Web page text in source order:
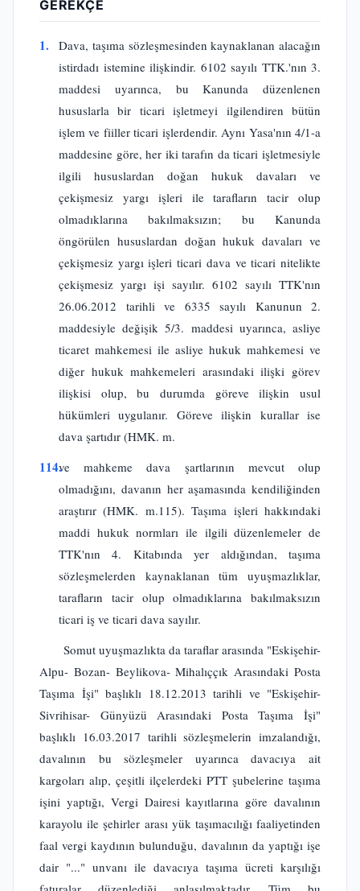
GEREKÇE
1.
Dava, taşıma sözleşmesinden kaynaklanan alacağın
istirdadı istemine ilişkindir. 6102 sayılı TTK.'nın 3.
maddesi uyarınca, bu Kanunda düzenlenen
hususlarla bir ticari işletmeyi ilgilendiren bütün
işlem ve fiiller ticari işlerdendir. Aynı Yasa'nın 4/1-a
maddesine göre, her iki tarafın da ticari işletmesiyle
ilgili hususlardan doğan hukuk davaları ve
çekişmesiz yargı işleri ile tarafların tacir olup
olmadıklarına bakılmaksızın; bu Kanunda
öngörülen hususlardan doğan hukuk davaları ve
çekişmesiz yargı işleri ticari dava ve ticari nitelikte
çekişmesiz yargı işi sayılır. 6102 sayılı TTK'nın
26.06.2012 tarihli ve 6335 sayılı Kanunun 2.
maddesiyle değişik 5/3. maddesi uyarınca, asliye
ticaret mahkemesi ile asliye hukuk mahkemesi ve
diğer hukuk mahkemeleri arasındaki ilişki görev
ilişkisi olup, bu durumda göreve ilişkin usul
hükümleri uygulanır. Göreve ilişkin kurallar ise
dava şartıdır (HMK. m.
114.ve mahkeme dava şartlarının mevcut olup
olmadığını, davanın her aşamasında kendiliğinden
araştırır (HMK. m.115). Taşıma işleri hakkındaki
maddi hukuk normları ile ilgili düzenlemeler de
TTK'nın 4. Kitabında yer aldığından, taşıma
sözleşmelerden kaynaklanan tüm uyuşmazlıklar,
tarafların tacir olup olmadıklarına bakılmaksızın
ticari iş ve ticari dava sayılır.
Somut uyuşmazlıkta da taraflar arasında "Eskişehir-
Alpu- Bozan- Beylikova- Mihalıççık Arasındaki Posta
Taşıma İşi" başlıklı 18.12.2013 tarihli ve "Eskişehir-
Sivrihisar- Günyüzü Arasındaki Posta Taşıma İşi"
başlıklı 16.03.2017 tarihli sözleşmelerin imzalandığı,
davalının bu sözleşmeler uyarınca davacıya ait
kargoları alıp, çeşitli ilçelerdeki PTT şubelerine taşıma
işini yaptığı, Vergi Dairesi kayıtlarına göre davalının
karayolu ile şehirler arası yük taşımacılığı faaliyetinden
faal vergi kaydının bulunduğu, davalının da yaptığı işe
dair "..." unvanı ile davacıya taşıma ücreti karşılığı